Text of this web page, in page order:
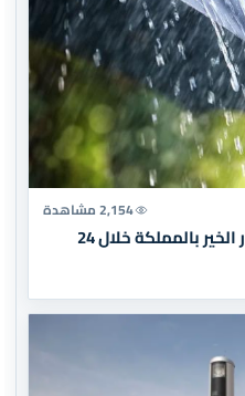
2,154 مشاهدة
في عز الصيف.. مقاييس أمطار الخير بالمملكة خلال 24